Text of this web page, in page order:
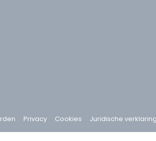
Privacy Cookies Juridische verklaring